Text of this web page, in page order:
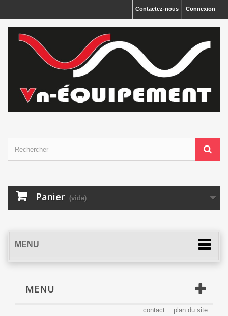
Connexion
Contactez-nous
Panier (vide)
MENU
MENU
contact plan du site